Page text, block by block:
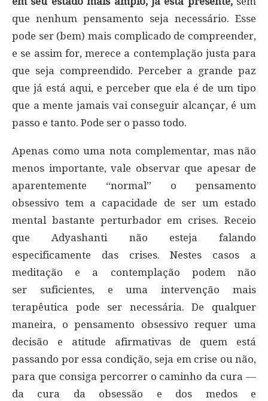
que nenhum pensamento seja necessário. Esse
pode ser (bem) mais complicado de compreender,
e se assim for, merece a contemplação justa para
que seja compreendido. Perceber a grande paz
que já está aqui, e perceber que ela é de um tipo
que a mente jamais vai conseguir alcançar, é um
passo e tanto. Pode ser o passo todo.
Apenas como uma nota complementar, mas não
menos importante, vale observar que apesar de
aparentemente “normal” o pensamento
obsessivo tem a capacidade de ser um estado
mental bastante perturbador em crises. Receio
que Adyashanti não esteja falando
especificamente das crises. Nestes casos a
meditação e a contemplação podem não
ser suficientes, e uma intervenção mais
terapêutica pode ser necessária. De qualquer
maneira, o pensamento obsessivo requer uma
decisão e atitude afirmativas de quem está
passando por essa condição, seja em crise ou não,
para que consiga percorrer o caminho da cura —
da cura da obsessão e dos medos e